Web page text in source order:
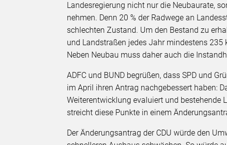
Landesregierung nicht nur die Neubaurate,
nehmen. Denn 20 % der Radwege an
schlechten Zustand. Um den Bestand zu
und Landstraßen jedes Jahr mindestens
Neben Neubau muss daher auch die
ADFC und BUND begrüßen, dass SPD und
im April ihren Antrag nachgebessert haben:
Weiterentwicklung evaluiert und bestehende
streicht diese Punkte in einem
Der Änderungsantrag der CDU würde den